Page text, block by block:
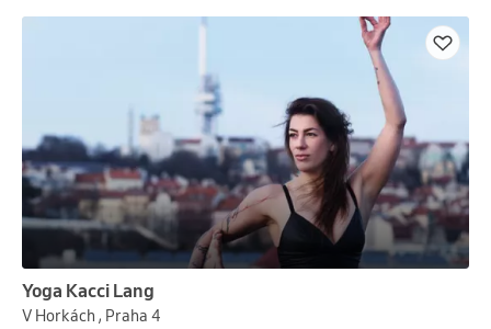
Yoga Kacci Lang
V Horkách , Praha 4